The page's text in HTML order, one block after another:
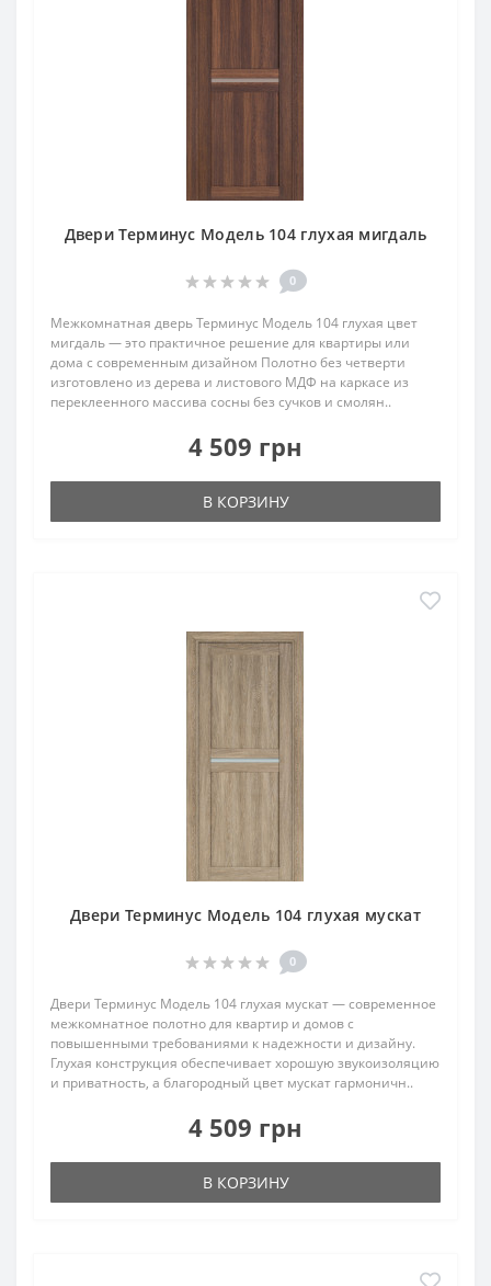
Двери Терминус Модель 104 глухая мигдаль
0
Межкомнатная дверь Терминус Модель 104 глухая цвет
мигдаль ― это практичное решение для квартиры или
дома с современным дизайном Полотно без четверти
изготовлено из дерева и листового МДФ на каркасе из
переклеенного массива сосны без сучков и смолян..
4 509 грн
В КОРЗИНУ
Двери Терминус Модель 104 глухая мускат
0
Двери Терминус Модель 104 глухая мускат — современное
межкомнатное полотно для квартир и домов с
повышенными требованиями к надежности и дизайну.
Глухая конструкция обеспечивает хорошую звукоизоляцию
и приватность, а благородный цвет мускат гармоничн..
4 509 грн
В КОРЗИНУ